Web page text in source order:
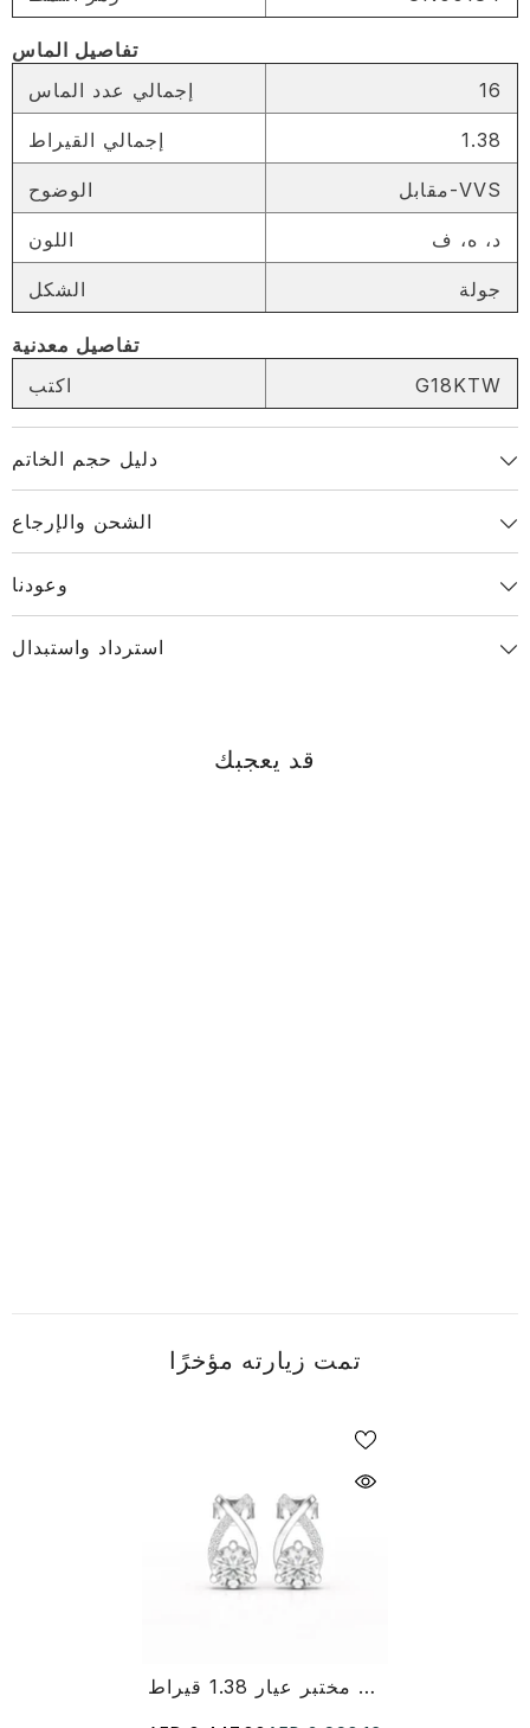
تفاصيل الماس
إجمالي عدد الماس
16
إجمالي القيراط 1.38
الوضوح مقابل-VVS
اللون د، ه، ف
الشكل جولة
تفاصيل معدنية
اكتب
G18KTW
دليل حجم الخاتم
الشحن والإرجاع
وعودنا
استرداد واستبدال
قد يعجبك
تمت زيارته مؤخرًا
أقراط مرصعة بألماس مختبر عيار 1.38 قيراط